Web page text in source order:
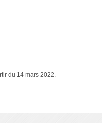
du 14 mars 2022.